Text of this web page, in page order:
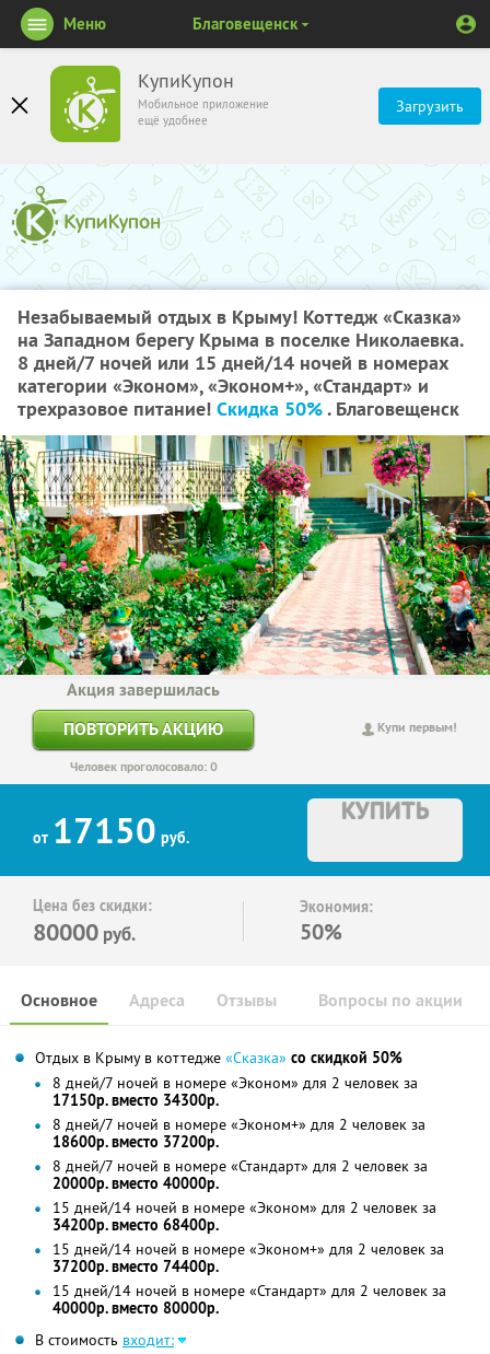
КупиКупон
Мобильное приложение
ещё удобнее
Загрузить
Меню Благовещенск
Незабываемый отдых в Крыму! Коттедж «Сказка»
на Западном берегу Крыма в поселке Николаевка.
8 дней/7 ночей или 15 дней/14 ночей в номерах
категории «Эконом», «Эконом+», «Стандарт» и
трехразовое питание! Скидка 50%. Благовещенск
Купи первым!
Акция завершилась
ПОВТОРИТЬ АКЦИЮ
Человек проголосовало: 0
от 17150 руб.
КУПИТЬ
Цена без скидки:
80000 руб.
Экономия:
50%
Основное Отзывы Вопросы по акции
Адреса
Отдых в Крыму в коттедже «Сказка» со скидкой 50%
8 дней/7 ночей в номере «Эконом» для 2 человек за
17150р. вместо 34300р.
8 дней/7 ночей в номере «Эконом+» для 2 человек за
18600р. вместо 37200р.
8 дней/7 ночей в номере «Стандарт» для 2 человек за
20000р. вместо 40000р.
15 дней/14 ночей в номере «Эконом» для 2 человек за
34200р. вместо 68400р.
15 дней/14 ночей в номере «Эконом+» для 2 человек за
37200р. вместо 74400р.
15 дней/14 ночей в номере «Стандарт» для 2 человек за
40000р. вместо 80000р.
В стоимость входит: